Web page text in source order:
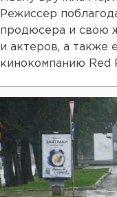
Режиссер
продюсера и свою
и актеров, а также
кинокомпанию Red